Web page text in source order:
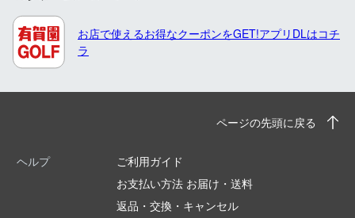
お店で使えるお得なクーポンをGET!アプリDLはコチ
ラ
ページの先頭に戻る
ヘルプ
ご利用ガイド
お支払い方法 お届け・送料
返品・交換・キャンセル